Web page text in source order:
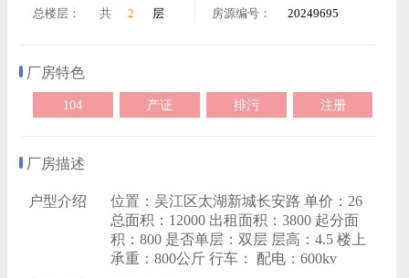
总楼层：
共 2 层
房源编号：
20249695
厂房特色
104 产证 排污 注册
厂房描述
户型介绍
位置：吴江区太湖新城长安路 单价：26
总面积：12000 出租面积：3800 起分面
积：800 是否单层：双层 层高：4.5 楼上
承重：800公斤 行车： 配电：600kv